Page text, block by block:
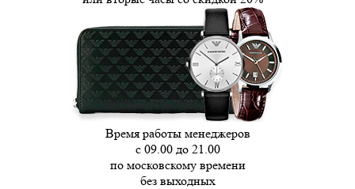
Время работы менеджеров
с 09.00 до 21.00
по московскому времени
без выходных